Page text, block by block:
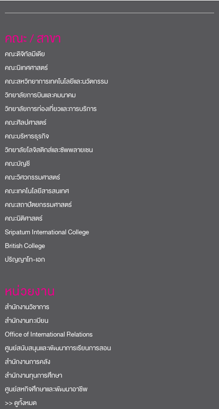
คณะ / สาขา
คณะดิจิทัลมีเดีย
คณะนิเทศศาสตร์
คณะสหวิทยาการเทคโนโลยีและนวัตกรรม
วิทยาลัยการบินและคมนาคม
วิทยาลัยการท่องเที่ยวและการบริการ
คณะศิลปศาสตร์
คณะบริหารธุรกิจ
วิทยาลัยโลจิสติกส์และซัพพลายเชน
คณะบัญชี
คณะวิศวกรรมศาสตร์
คณะเทคโนโลยีสารสนเทศ
คณะสถาปัตยกรรมศาสตร์
คณะนิติศาสตร์
Sripatum International College
British College
ปริญญาโท-เอก
หน่วยงาน
สำนักงานวิชาการ
สำนักงานทะเบียน
Office of International Relations
ศูนย์สนับสนุนและพัฒนาการเรียนการสอน
สำนักงานการคลัง
สำนักงานทุนการศึกษา
ศูนย์สหกิจศึกษาและพัฒนาอาชีพ
>> ดูทั้งหมด